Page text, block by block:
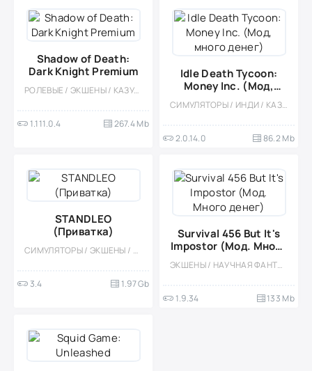
Shadow of Death:
Dark Knight Premium
РОЛЕВЫЕ / ЭКШЕНЫ / КАЗУАЛЬНЫЕ / МНОГОПОЛЬЗОВАТЕЛЬСКАЯ / СОРЕВНОВАТЕЛЬНАЯ / ОДНОПОЛЬЗОВАТЕЛЬСКИЕ / СТИЛИЗАЦИЯ / ФЭНТЕЗИ / МАГИЯ / ОФЛАЙН / ВИД СБОКУ / МОД / СЛЭШЕР / ПЛАТНАЯ / КРОВЬ
1.111.0.4 267.4 Mb
Idle Death Tycoon:
Money Inc. (Мод,
много денег)
СИМУЛЯТОРЫ / ИНДИ / КАЗУАЛЬНЫЕ / ОДНОПОЛЬЗОВАТЕЛЬСКИЕ / СТИЛИЗАЦИЯ / ОФЛАЙН / ДЛЯ ДЕТЕЙ / МОД
2.0.14.0 86.2 Mb
STANDLEO
(Приватка)
СИМУЛЯТОРЫ / ЭКШЕНЫ / ШУТЕРЫ / PVP / МНОГОПОЛЬЗОВАТЕЛЬСКАЯ / МОД / 3D / ПРИВАТКИ
3.4 1.97 Gb
Survival 456 But It's
Impostor (Мод. Много
денег)
ЭКШЕНЫ / НАУЧНАЯ ФАНТАСТИКА
1.9.34 133 Mb